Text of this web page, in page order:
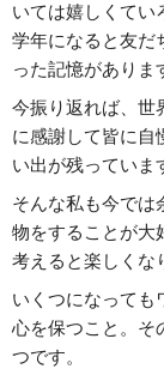
いては嬉しくてい
学年になると友だ
った記憶がありま
今振り返れば、世
に感謝して皆に
い出が残っていま
そんな私も今では
物をすることが大
考えると楽しくな
いくつになっても
心を保つこと。そ
つです。